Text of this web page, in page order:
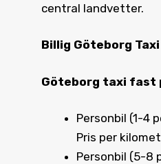
central landvetter.
Billig Göteborg Taxi
Göteborg taxi fast
Personbil (1-4
Pris per
Personbil (5-8